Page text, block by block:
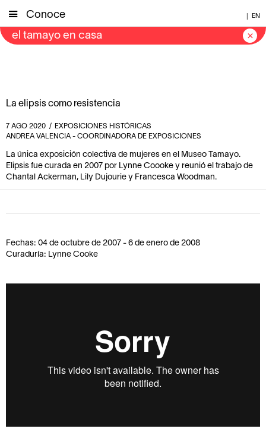
EN
Conoce
el tamayo en casa ×
La elipsis como resistencia
7 AGO 2020 /
EXPOSICIONES HISTÓRICAS
ANDREA VALENCIA - COORDINADORA DE EXPOSICIONES
La única exposición colectiva de mujeres en el Museo Tamayo.
Elipsis fue curada en 2007 por Lynne Coooke y reunió el trabajo de
Chantal Ackerman, Lily Dujourie y Francesca Woodman.
Fechas: 04 de octubre de 2007 - 6 de enero de 2008
Curaduría: Lynne Cooke